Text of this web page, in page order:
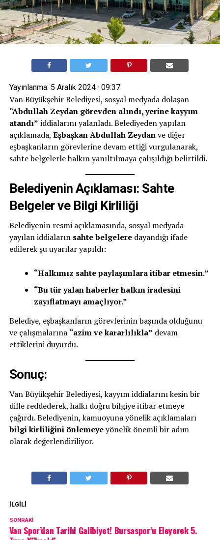
Yayınlanma: 5 Aralık 2024 · 09:37
Van Büyükşehir Belediyesi, sosyal medyada dolaşan
“Abdullah Zeydan görevden alındı, yerine kayyım
atandı” iddialarını yalanladı. Belediyeden yapılan
açıklamada, Eşbaşkan Abdullah Zeydanve diğer
eşbaşkanların görevlerine devam ettiği vurgulanarak,
sahte belgelerle halkın yanıltılmaya çalışıldığı belirtildi.
Belediyenin Açıklaması: Sahte
Belgeler ve Bilgi Kirliliği
Belediyenin resmi açıklamasında, sosyal medyada
yayılan iddiaların sahte belgeleredayandığı ifade
edilerek şu uyarılar yapıldı:
“Halkımız sahte paylaşımlara itibar etmesin.”
“Bu tür yalan haberler halkın iradesini
zayıflatmayı amaçlıyor.”
Belediye, eşbaşkanların görevlerinin başında olduğunu
ve çalışmalarına “azim ve kararlılıkla” devam
ettiklerini duyurdu.
Sonuç:
Van Büyükşehir Belediyesi, kayyım iddialarını kesin bir
dille reddederek, halkı doğru bilgiye itibar etmeye
çağırdı. Belediyenin, kamuoyuna yönelik açıklamaları
bilgi kirliliğini önlemeyeyönelik önemli bir adım
olarak değerlendiriliyor.
İLGILI
SONRAKI
Van Spor’dan Tarihi Galibiyet! Bursaspor’u Eleyerek 5.